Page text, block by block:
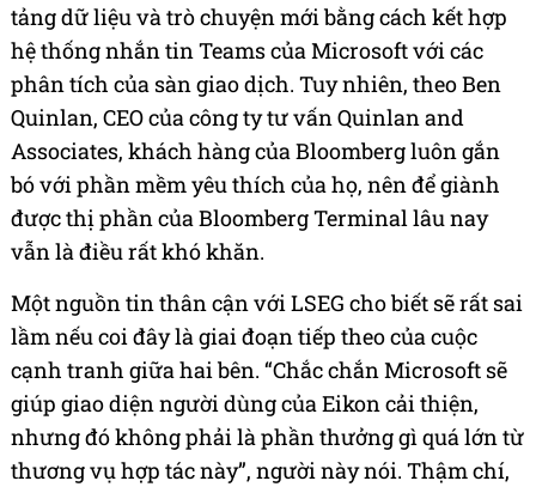
tảng dữ liệu và trò chuyện mới bằng cách kết hợp
hệ thống nhắn tin Teams của Microsoft với các
phân tích của sàn giao dịch. Tuy nhiên, theo Ben
Quinlan, CEO củacông ty tư vấn Quinlan and
Associates, khách hàng của Bloomberg luôn gắn
bó với phần mềm yêu thích của họ, nên để giành
được thị phần của Bloomberg Terminal lâu nay
vẫn là điều rất khó khăn.
Một nguồn tin thân cận với LSEG cho biết sẽ rất sai
lầm nếu coi đây là giai đoạn tiếp theo của cuộc
cạnh tranh giữa hai bên. “Chắc chắn Microsoft sẽ
giúp giao diện người dùng của Eikon cải thiện,
nhưng đó không phải là phần thưởng gì quá lớn từ
thương vụ hợp tác này”, người này nói. Thậm chí,